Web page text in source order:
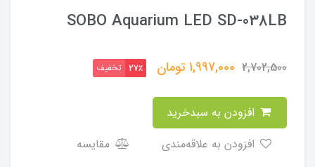
SOBO Aquarium LED SD-038LB
2,702,500
1,997,000تومان 27٪ تخفیف
مقایسه